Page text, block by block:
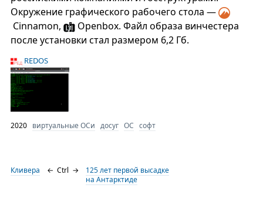
Окружение графического рабочего стола —
Cinnamon,
Openbox. Файл образа винчестера
после установки стал размером 6,2 Гб.
REDOS
2020 виртуальные ОСи досуг ОС софт
Кливера ← Ctrl →
125 лет первой высадке
на Антарктиде